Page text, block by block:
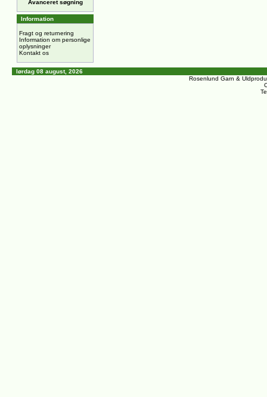
Avanceret søgning
Information
Fragt og returnering
Information om personlige
oplysninger
Kontakt os
lørdag 08 august, 2026
Rosenlund Garn &